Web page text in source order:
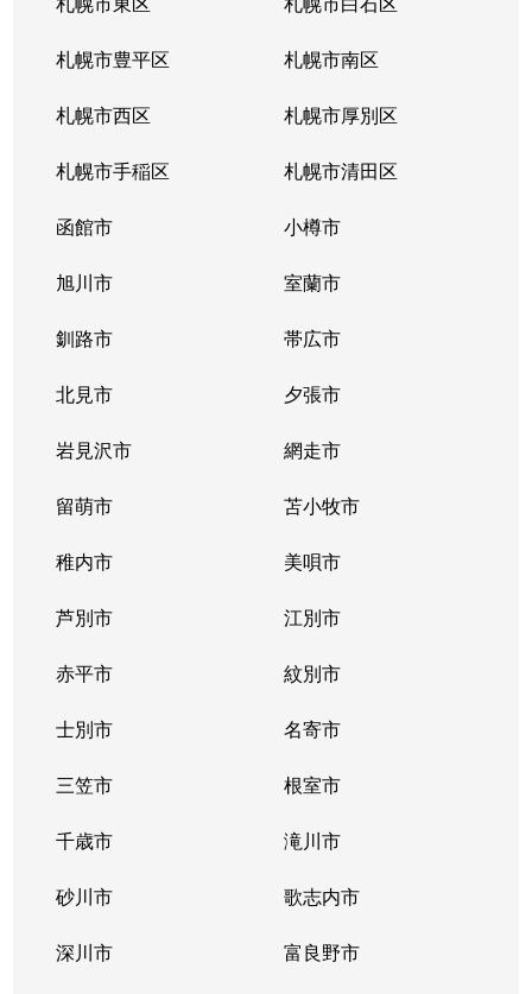
札幌市豊平区 札幌市南区
札幌市西区 札幌市厚別区
札幌市手稲区 札幌市清田区
函館市 小樽市
旭川市 室蘭市
釧路市 帯広市
北見市 夕張市
岩見沢市 網走市
留萌市 苫小牧市
稚内市 美唄市
芦別市 江別市
赤平市 紋別市
士別市 名寄市
三笠市 根室市
千歳市 滝川市
砂川市 歌志内市
深川市 富良野市